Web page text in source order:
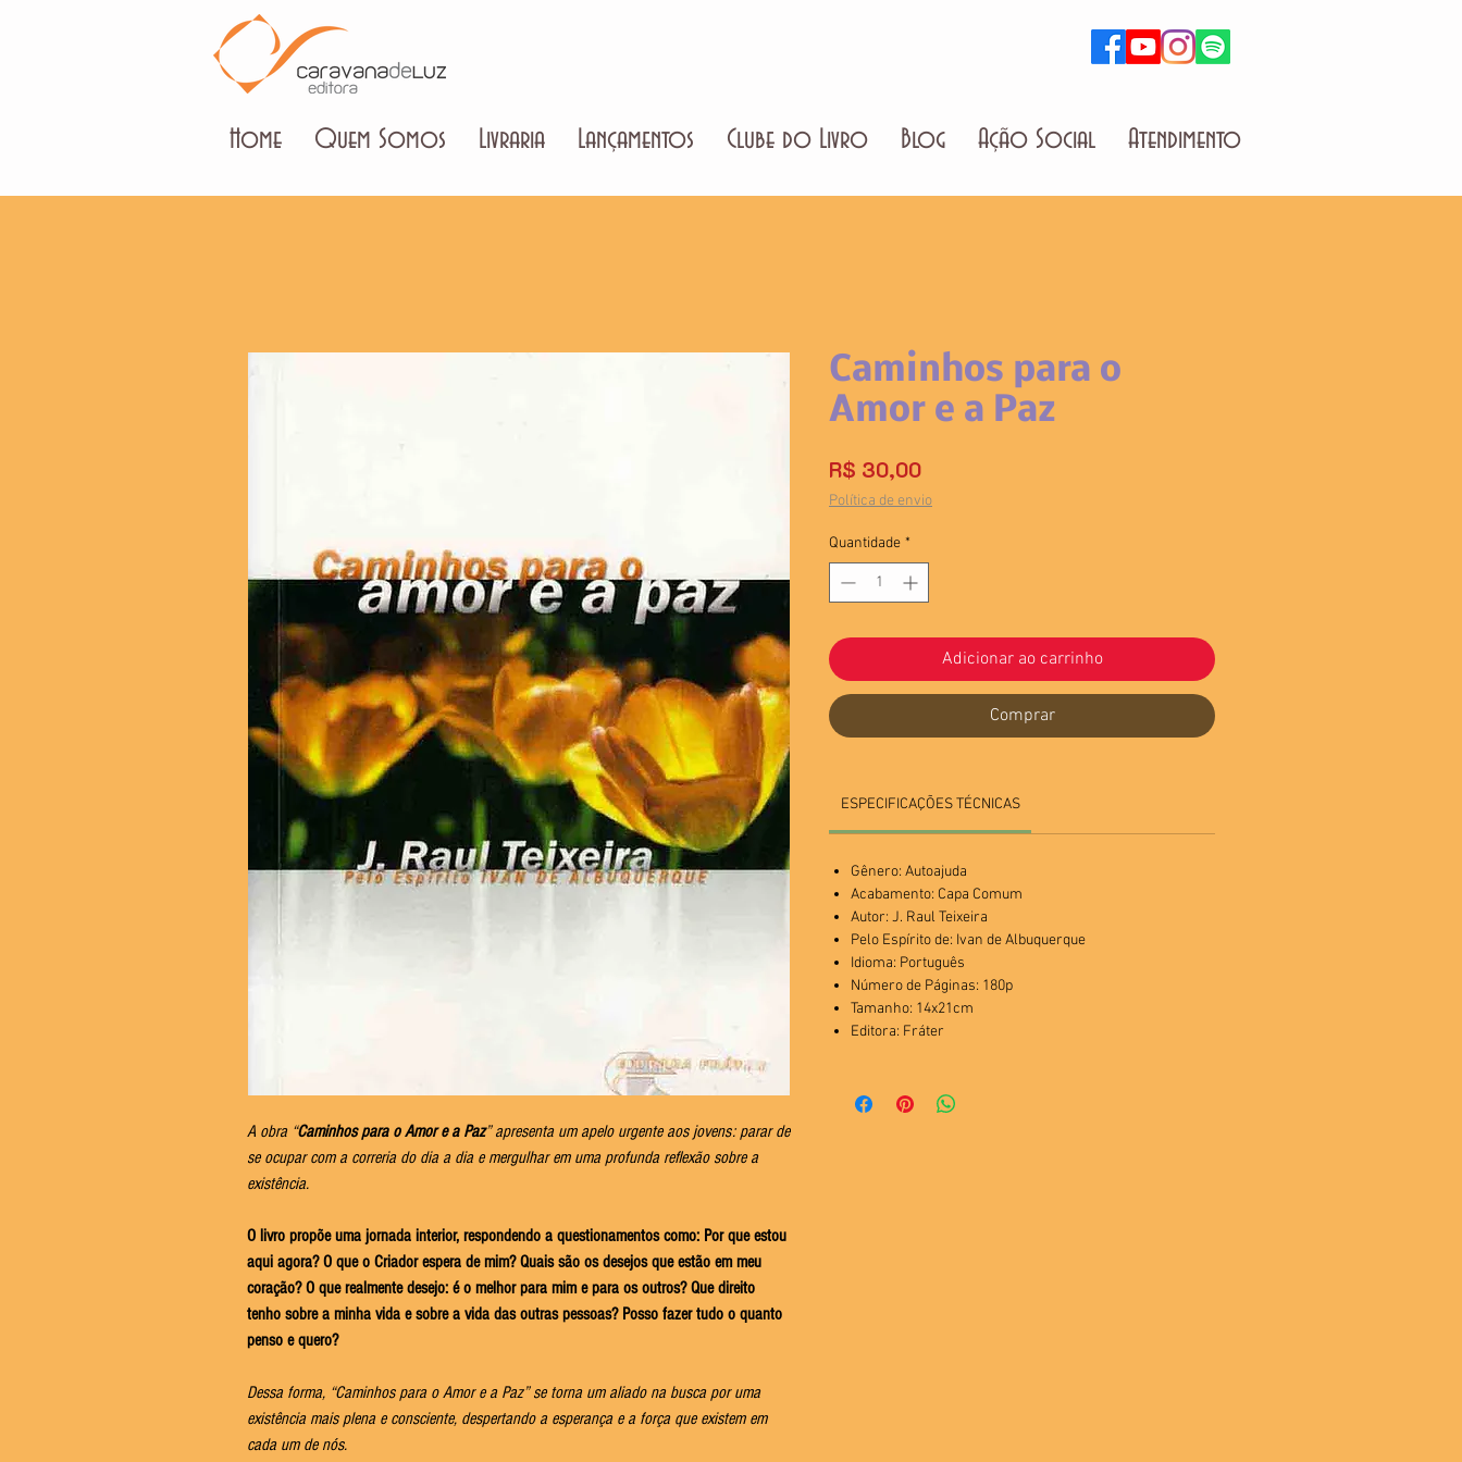
Home Quem Somos Livraria Lançamentos Clube do Livro Blog Ação Social Atendimento
A obra “Caminhos para o Amor e a Paz” apresenta um apelo urgente aos jovens: parar de
se ocupar com a correria do dia a dia e mergulhar em uma profunda reflexão sobre a
existência.
O livro propõe uma jornada interior, respondendo a questionamentos como: Por que estou
aqui agora? O que o Criador espera de mim? Quais são os desejos que estão em meu
coração? O que realmente desejo: é o melhor para mim e para os outros? Que direito
tenho sobre a minha vida e sobre a vida das outras pessoas? Posso fazer tudo o quanto
penso e quero?
Dessa forma, “Caminhos para o Amor e a Paz” se torna um aliado na busca por uma
existência mais plena e consciente, despertando a esperança e a força que existem em
cada um de nós.
Caminhos para o
Amor e a Paz
R$ 30,00Preço
Política de envio
Quantidade *
Adicionar ao carrinho
Comprar
ESPECIFICAÇÕES TÉCNICAS
Gênero: Autoajuda
Acabamento: Capa Comum
Autor: J. Raul Teixeira
Pelo Espírito de: Ivan de Albuquerque
Idioma: Português
Número de Páginas: 180p
Tamanho: 14x21cm
Editora: Fráter